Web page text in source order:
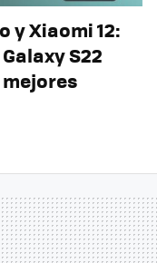
y Xiaomi 12:
S22
mejores